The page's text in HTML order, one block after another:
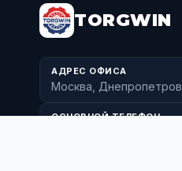
TORGWIN
АДРЕС ОФИСА
Москва,
ОСНОВНОЙ ТЕЛЕФОН